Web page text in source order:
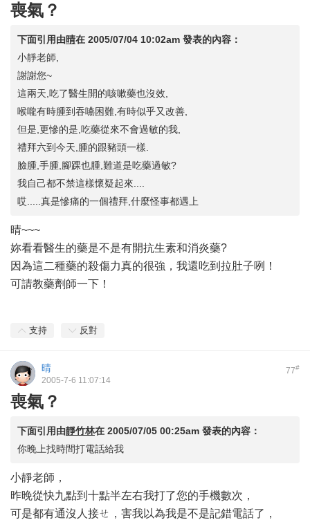
喪氣？
下面引用由晴在 2005/07/04 10:02am 發表的內容：
小靜老師,
謝謝您~
這兩天,吃了醫生開的咳嗽藥也沒效,
喉嚨有時腫到吞嚥困難,有時似乎又改善,
但是,更慘的是,吃藥從來不會過敏的我,
禮拜六到今天,腫的跟豬頭一樣.
臉腫,手腫,腳踝也腫,難道是吃藥過敏?
我自己都不禁這樣懷疑起來....
哎.....真是慘痛的一個禮拜,什麼怪事都遇上
晴~~~
妳看看醫生的藥是不是有開抗生素和消炎藥?
因為這二種藥的殺傷力真的很強，我還吃到拉肚子咧！
可請教藥劑師一下！
支持 反對
77#
晴
2005-7-6 11:07:14
喪氣？
下面引用由靜竹林在 2005/07/05 00:25am 發表的內容：
你晚上找時間打電話給我
小靜老師，
昨晚從快九點到十點半左右我打了您的手機數次，
可是都有通沒人接ㄝ，害我以為我是不是記錯電話了，